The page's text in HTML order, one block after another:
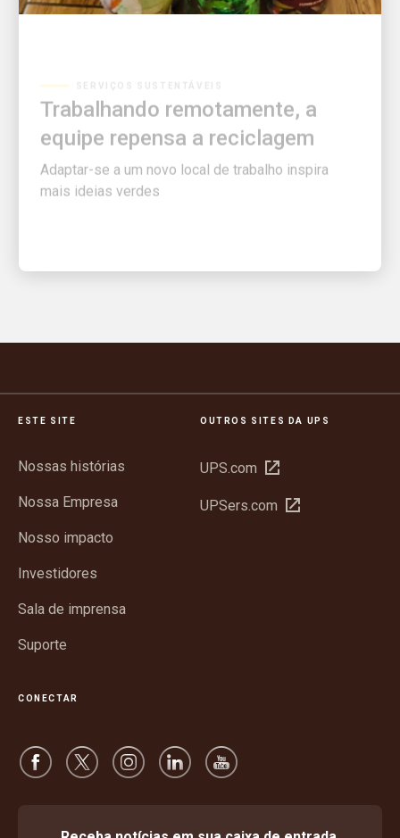
Trabalhando remotamente, a
equipe repensa a reciclagem
Adaptar-se a um novo local de trabalho inspira
mais ideias verdes
ESTE SITE
Nossas histórias
Nossa Empresa
Nosso impacto
Investidores
Sala de imprensa
Suporte
OUTROS SITES DA UPS
UPS.com Abrir
nova
UPSers.com Abrir
CONECTAR